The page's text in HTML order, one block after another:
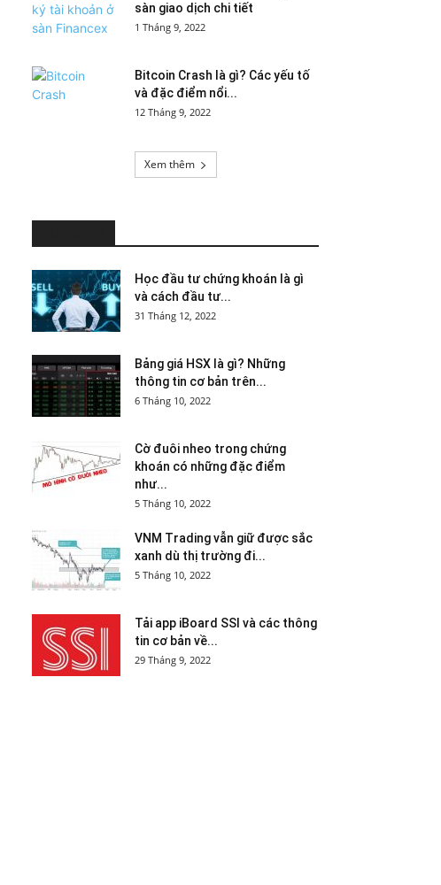
sàn giao dịch chi tiết
1 Tháng 9, 2022
Bitcoin Crash là gì? Các yếu tố
và đặc điểm nổi...
12 Tháng 9, 2022
Xem thêm
Học đầu tư chứng khoán là gì
và cách đầu tư...
31 Tháng 12, 2022
Bảng giá HSX là gì? Những
thông tin cơ bản trên...
6 Tháng 10, 2022
Cờ đuôi nheo trong chứng
khoán có những đặc điểm
như...
5 Tháng 10, 2022
VNM Trading vẫn giữ được sắc
xanh dù thị trường đi...
5 Tháng 10, 2022
Tải app iBoard SSI và các thông
tin cơ bản về...
29 Tháng 9, 2022